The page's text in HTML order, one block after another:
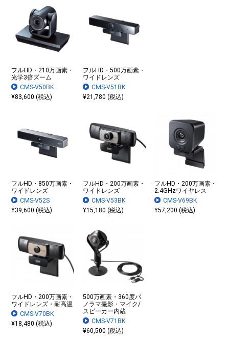
フルHD・210万画素・
光学3倍ズーム
CMS-V50BK
¥83,600 (税込)
フルHD・500万画素・
ワイドレンズ
CMS-V51BK
¥21,780 (税込)
フルHD・850万画素・
ワイドレンズ
CMS-V52S
¥39,600 (税込)
フルHD・200万画素・
ワイドレンズ
CMS-V53BK
¥15,180 (税込)
フルHD・200万画素・
2.4GHzワイヤレス
CMS-V69BK
¥57,200 (税込)
フルHD・200万画素・
ワイドレンズ・耐高温
CMS-V70BK
¥18,480 (税込)
500万画素・360度パ
ノラマ撮影・マイク/
スピーカー内蔵
CMS-V71BK
¥60,500 (税込)